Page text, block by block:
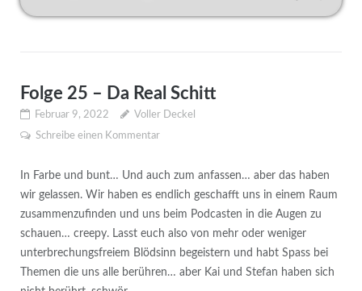
Folge 25 – Da Real Schitt
Februar 9, 2022
Voller Deckel
Schreibe einen Kommentar
In Farbe und bunt… Und auch zum anfassen… aber das haben
wir gelassen. Wir haben es endlich geschafft uns in einem Raum
zusammenzufinden und uns beim Podcasten in die Augen zu
schauen… creepy. Lasst euch also von mehr oder weniger
unterbrechungsfreiem Blödsinn begeistern und habt Spass bei
Themen die uns alle berühren… aber Kai und Stefan haben sich